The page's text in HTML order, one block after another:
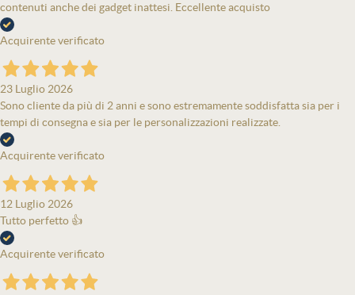
contenuti anche dei gadget inattesi. Eccellente acquisto
Acquirente verificato
23 Luglio 2026
Sono cliente da più di 2 anni e sono estremamente soddisfatta sia per i
tempi di consegna e sia per le personalizzazioni realizzate.
Acquirente verificato
12 Luglio 2026
Tutto perfetto 👍
Acquirente verificato